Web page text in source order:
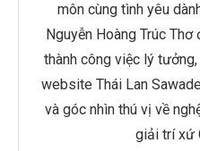
môn cùng tình yêu
Nguyễn Hoàng Trúc
thành công việc lý
website Thái Lan
và góc nhìn thú vị về
giải trí xứ